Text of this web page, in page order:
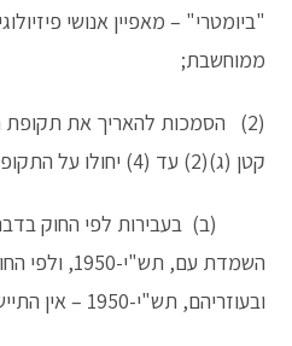
"ביומטרי" – מאפיין אנושי
ממוחשבת;
(2) הסמכות להאריך את תקופת
קטן (ג)(2) עד (4) יחולו על התקופה האמורה בפסקה (1).
(ב) בעבירות לפי החוק בדבר
השמדת עם,
ובעוזריהם, תש"י-1950 – אין התיישנות.